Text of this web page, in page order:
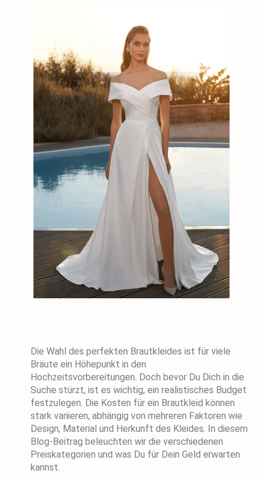
Die Wahl des perfekten Brautkleides ist für viele
Bräute ein Höhepunkt in den
Hochzeitsvorbereitungen. Doch bevor Du Dich in die
Suche stürzt, ist es wichtig, ein realistisches Budget
festzulegen. Die Kosten für ein Brautkleid können
stark variieren, abhängig von mehreren Faktoren wie
Design, Material und Herkunft des Kleides. In diesem
Blog-Beitrag beleuchten wir die verschiedenen
Preiskategorien und was Du für Dein Geld erwarten
kannst.